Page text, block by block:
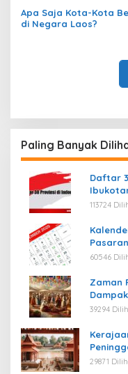
Apa Saja Kota-Kota
di Negara Laos?
Paling Banyak
Daftar
113724
60546
Zaman
39294
29871